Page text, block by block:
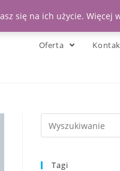
Moje konto
Oferta
Tagi
się na ich użycie. Więcej